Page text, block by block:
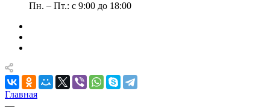
Пн. – Пт.: с 9:00 до 18:00
Главная
—